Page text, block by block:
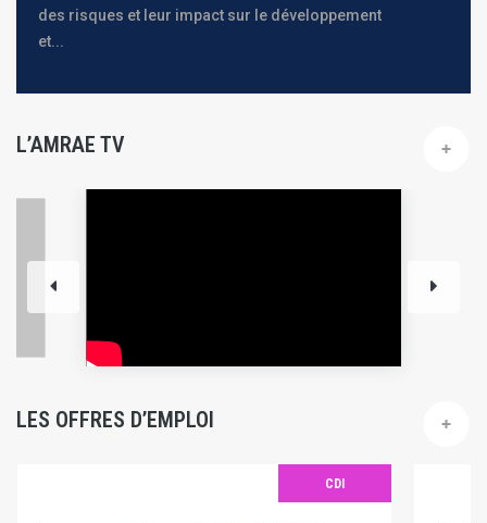
des risques et leur impact sur le développement
et...
L’AMRAE TV
LES OFFRES D’EMPLOI
CDI